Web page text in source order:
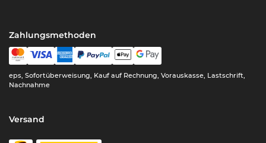
Zahlungsmethoden
eps, Sofortüberweisung, Kauf auf Rechnung, Vorauskasse, Lastschrift,
Nachnahme
Versand